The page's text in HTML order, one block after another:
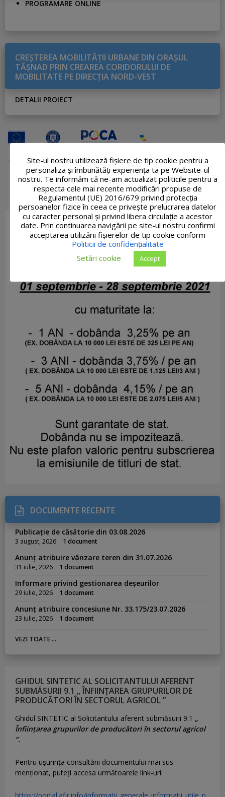
PROGRAMARE ONLINE
CREŞTEREA MOBILITĂŢII URBANE DIN ORAŞUL
TĂŞNAD PRIN CREAREA CORIDORULUI DE
MOBILITATE PE DIRECŢIA NORD-VEST
DETALII PROIECT
DOCUMENTE RECENTE
Publicație de căsătorie din 03.08.2026
3 august, 2026 1 document
Anunț atribuire vânzare teren din 31.07.2026
31 iulie, 2026 1 document
Informare privind gestionarea deșeurilor
29 iulie, 2026 1 document
Anunț atribuire concesiune Nr. 33.175/23.07.2026
23 iulie, 2026 1 document
VEZI TOATE ...
GHIDUL SINTETIC AL SOLICITANTULUI AFERENT
SUBMĂSURII 9.1 „ ÎNFIINȚAREA GRUPURILOR DE
PRODUCĂTORI ÎN SECTORUL AGRICOL ”
Ghidul SINTETIC al Solicitantului aferent submăsurii 9.1 „
Înființarea grupurilor de producători în sectorul agricol
”.
Pentru uşurinţa consultării documentului mai sus
menţionat, puteţi accesa următoarele link-uri:
Site-ul nostru utilizează fişiere de tip cookie pentru a
personaliza și îmbunătăți experiența ta pe Website-ul
nostru. Te informăm că ne-am actualizat politicile pentru a
respecta cele mai recente modificări propuse de
Regulamentul (UE) 2016/679 privind protecția
persoanelor fizice în ceea ce privește prelucrarea datelor
cu caracter personal și privind libera circulație a acestor
date. Prin continuarea navigării pe site-ul nostru confirmi
acceptarea utilizării fişierelor de tip cookie conform
Politicii de confidențialitate
Setări cookie
Accept